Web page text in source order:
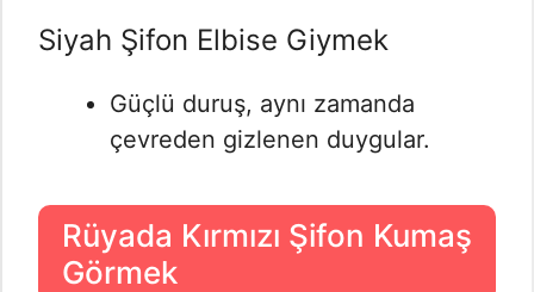
Siyah Şifon Elbise Giymek
Güçlü duruş, aynı zamanda
çevreden gizlenen duygular.
Rüyada Kırmızı Şifon Kumaş
Görmek